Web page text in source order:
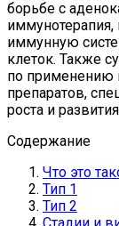
борьбе с
иммунотерапия,
иммунную
клеток. Также
по применению
препаратов,
роста и
Содержание
Что это
Тип 1
Тип 2